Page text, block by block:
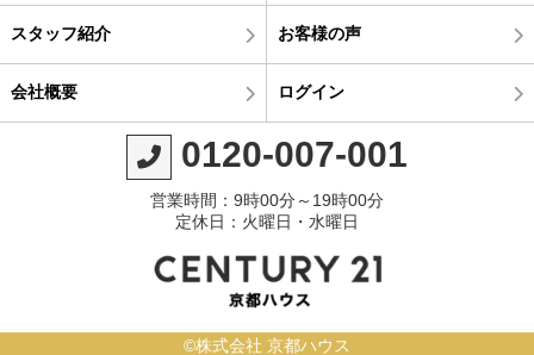
スタッフ紹介 お客様の声
会社概要 ログイン
0120-007-001
営業時間：9時00分～19時00分
定休日：火曜日・水曜日
©株式会社 京都ハウス